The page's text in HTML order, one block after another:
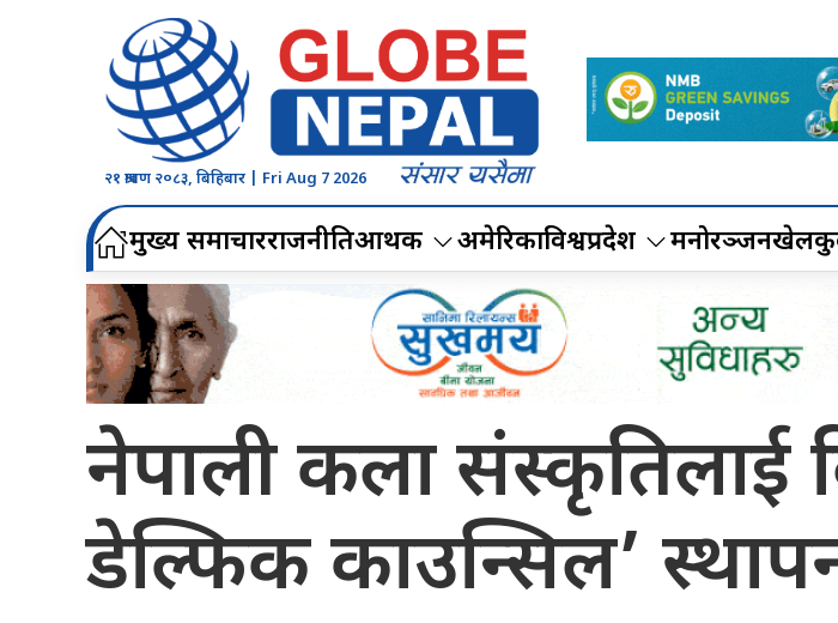
२१ श्रावण २०८३, बिहिबार | Fri Aug 7 2026
मुख्य समाचारराजनीतिआर्थिक अमेरिकाविश्वप्रदेश मनोरञ्जन
नेपाली कला संस्कृतिलाई
डेल्फिक काउन्सिल’